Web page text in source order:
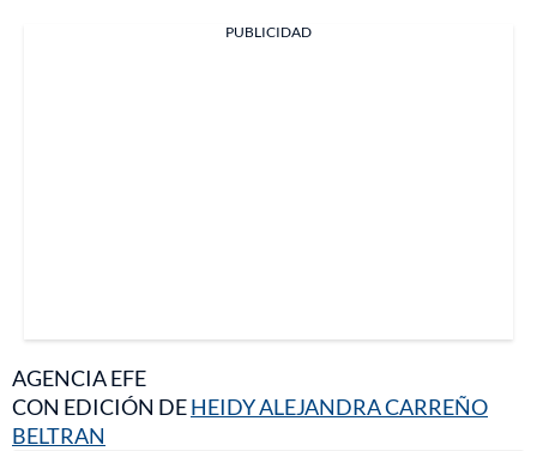
PUBLICIDAD
AGENCIA EFE
CON EDICIÓN DEHEIDY ALEJANDRA CARREÑO
BELTRAN